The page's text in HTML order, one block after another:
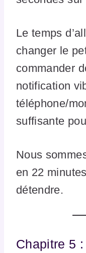
Le temps
changer le
commander
notification
téléphone/
suffisante
Nous
en 22
détendre.
Chapitre 5